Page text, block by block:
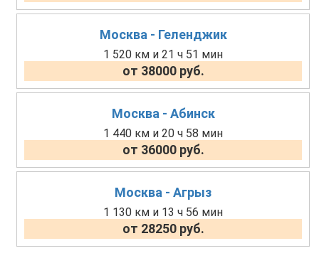
Москва - Геленджик
1 520 км и 21 ч 51 мин
от 38000 руб.
Москва - Абинск
1 440 км и 20 ч 58 мин
от 36000 руб.
Москва - Агрыз
1 130 км и 13 ч 56 мин
от 28250 руб.